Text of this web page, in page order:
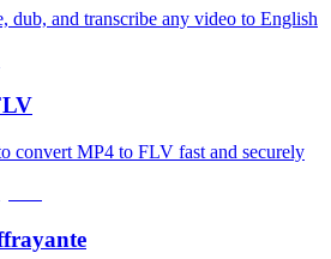
dub, and transcribe any video to English
convert MP4 to FLV fast and securely